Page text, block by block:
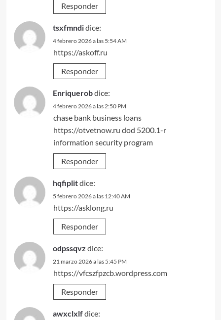
Responder
tsxfmndidice:
4 febrero 2026 a las 5:54 AM
https://askoff.ru
Responder
Enriquerobdice:
4 febrero 2026 a las 2:50 PM
chase bank business loans
https://otvetnow.ru dod 5200.1-r
information security program
Responder
hqfiplitdice:
5 febrero 2026 a las 12:40 AM
https://asklong.ru
Responder
odpssqvz dice:
21 marzo 2026 a las 5:45 PM
https://vfcszfpzcb.wordpress.com
Responder
awxclxlfdice: